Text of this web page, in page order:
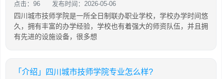
点击：96 发布时间：2026-05-06
四川城市技师学院是一所全日制联办职业学校，学校办学时间悠
久，拥有丰富的办学经验，学校也有着强大的师资队伍，并且拥
有先进的设施设备，很多想
「介绍」四川城市技师学院专业怎么样?